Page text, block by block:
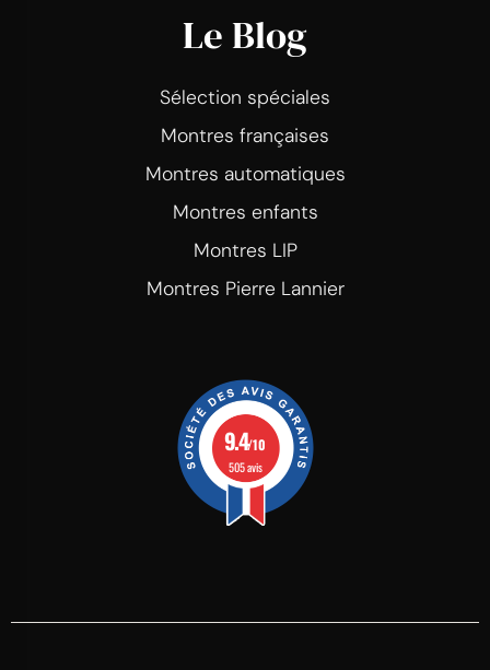
Le Blog
Sélection spéciales
Montres françaises
Montres automatiques
Montres enfants
Montres LIP
Montres Pierre Lannier
9.4/10
505 avis